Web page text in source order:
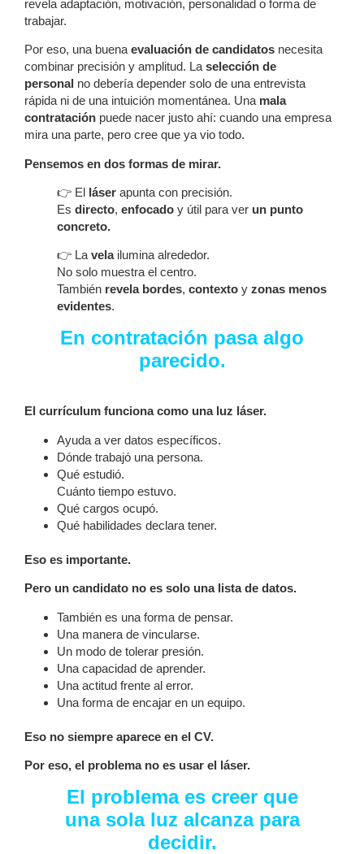
revela adaptación, motivación, personalidad o forma de
trabajar.
Por eso, una buena evaluación de candidatos necesita
combinar precisión y amplitud. La selección de
personal no debería depender solo de una entrevista
rápida ni de una intuición momentánea. Una mala
contratación puede nacer justo ahí: cuando una empresa
mira una parte, pero cree que ya vio todo.
Pensemos en dos formas de mirar.
👉 El láser apunta con precisión.
Es directo, enfocado y útil para ver un punto
concreto.
👉 La velailumina alrededor.
No solo muestra el centro.
También revela bordes, contexto y zonas menos
evidentes.
En contratación pasa algo
parecido.
El currículum funciona como una luz láser.
Ayuda a ver datos específicos.
Dónde trabajó una persona.
Qué estudió.
Cuánto tiempo estuvo.
Qué cargos ocupó.
Qué habilidades declara tener.
Eso es importante.
Pero un candidato no es solo una lista de datos.
También es una forma de pensar.
Una manera de vincularse.
Un modo de tolerar presión.
Una capacidad de aprender.
Una actitud frente al error.
Una forma de encajar en un equipo.
Eso no siempre aparece en el CV.
Por eso, el problema no es usar el láser.
El problema es creer que
una sola luz alcanza para
decidir.